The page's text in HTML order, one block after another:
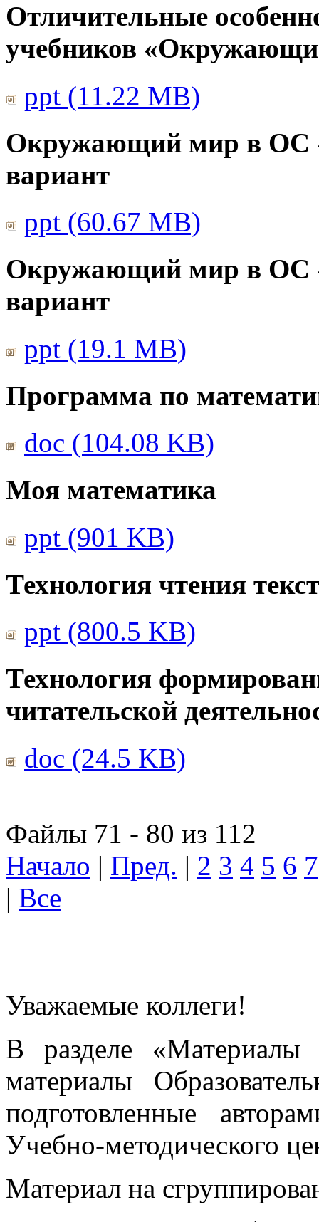
Отличительные
учебников
ppt (11.22 MB)
Окружающий мир в ОС
вариант
ppt (60.67 MB)
Окружающий мир в ОС
вариант
ppt (19.1 MB)
Программа по
doc (104.08 KB)
Моя математика
ppt (901 KB)
Технология чтения
ppt (800.5 KB)
Технология
читательской
doc (24.5 KB)
Файлы 71 - 80 из 112
Начало | Пред. | 2 3 4 5 6 7
| Все
Уважаемые коллеги!
В разделе «Материалы
материалы
подготовленные
Учебно-методического
Материал на